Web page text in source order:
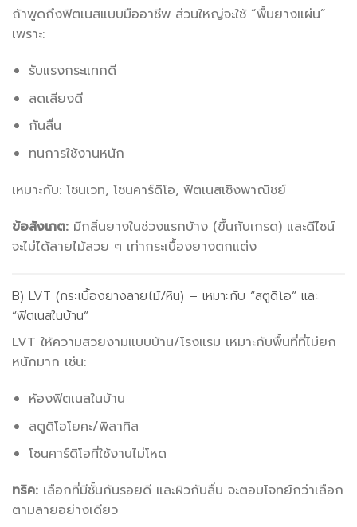
ถ้าพูดถึงฟิตเนสแบบมืออาชีพ ส่วนใหญ่จะใช้ “พื้นยางแผ่น”
เพราะ:
รับแรงกระแทกดี
ลดเสียงดี
กันลื่น
ทนการใช้งานหนัก
เหมาะกับ: โซนเวท, โซนคาร์ดิโอ, ฟิตเนสเชิงพาณิชย์
ข้อสังเกต: มีกลิ่นยางในช่วงแรกบ้าง (ขึ้นกับเกรด) และดีไซน์
จะไม่ได้ลายไม้สวย ๆ เท่ากระเบื้องยางตกแต่ง
B) LVT (กระเบื้องยางลายไม้/หิน) – เหมาะกับ “สตูดิโอ” และ
“ฟิตเนสในบ้าน”
LVT ให้ความสวยงามแบบบ้าน/โรงแรม เหมาะกับพื้นที่ที่ไม่ยก
หนักมาก เช่น:
ห้องฟิตเนสในบ้าน
สตูดิโอโยคะ/พิลาทิส
โซนคาร์ดิโอที่ใช้งานไม่โหด
ทริค: เลือกที่มีชั้นกันรอยดี และผิวกันลื่น จะตอบโจทย์กว่าเลือก
ตามลายอย่างเดียว